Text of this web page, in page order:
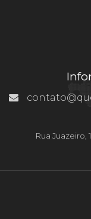
Rua Juazeiro,